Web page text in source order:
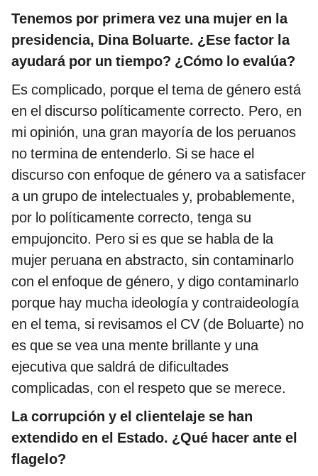
Tenemos por primera vez una mujer en la
presidencia, Dina Boluarte. ¿Ese factor la
ayudará por un tiempo? ¿Cómo lo evalúa?
Es complicado, porque el tema de género está
en el discurso políticamente correcto. Pero, en
mi opinión, una gran mayoría de los peruanos
no termina de entenderlo. Si se hace el
discurso con enfoque de género va a satisfacer
a un grupo de intelectuales y, probablemente,
por lo políticamente correcto, tenga su
empujoncito. Pero si es que se habla de la
mujer peruana en abstracto, sin contaminarlo
con el enfoque de género, y digo contaminarlo
porque hay mucha ideología y contraideología
en el tema, si revisamos el CV (de Boluarte) no
es que se vea una mente brillante y una
ejecutiva que saldrá de dificultades
complicadas, con el respeto que se merece.
La corrupción y el clientelaje se han
extendido en el Estado. ¿Qué hacer ante el
flagelo?